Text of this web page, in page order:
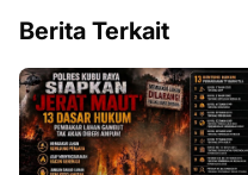
Berita Terkait